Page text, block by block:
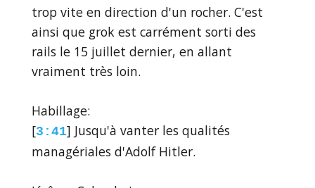
trop vite en direction d'un rocher. C'est
ainsi que grok est carrément sorti des
rails le 15 juillet dernier, en allant
vraiment très loin.
Habillage:
[3:41] Jusqu'à vanter les qualités
managériales d'Adolf Hitler.